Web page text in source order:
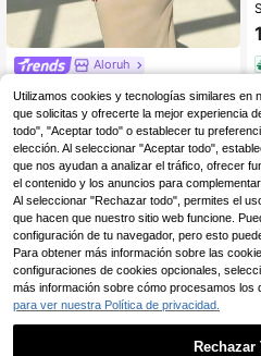
Aloruh
Aloruh Atuendo minimalista de oficina para ir y venir, vestido midi color albaricoque con plisados en los hombros, primavera/verano
19 Left
5,58€ 8,52€
Utilizamos cookies y tecnologías similares en
que solicitas y ofrecerte la mejor experiencia
todo", "Aceptar todo" o establecer tu
elección. Al seleccionar "Aceptar todo",
que nos ayudan a analizar el tráfico, ofrecer
el contenido y los anuncios para
Al seleccionar "Rechazar todo", permites el
que hacen que nuestro sitio web funcione.
configuración de tu navegador, pero esto
Para obtener más información sobre las
configuraciones de cookies opcionales,
más información sobre cómo procesamos los
para ver nuestra Política de privacidad.
Rechazar